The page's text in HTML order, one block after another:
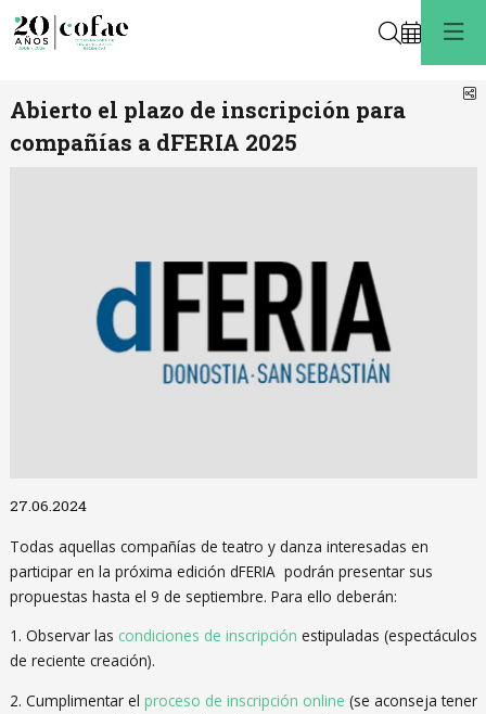
Buscar
Abierto el plazo de inscripción para
compañías a dFERIA 2025
27.06.2024
Todas aquellas compañías de teatro y danza interesadas en
participar en la próxima edición dFERIA podrán presentar sus
propuestas hasta el 9 de septiembre. Para ello deberán:
1. Observar las condiciones de inscripción estipuladas (espectáculos
de reciente creación).
2. Cumplimentar el proceso de inscripción online (se aconseja tener